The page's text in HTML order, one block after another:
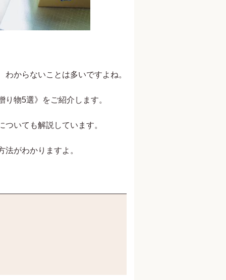
からないことは多いですよね。
物5選》をご紹介します。
いても解説しています。
がわかりますよ。